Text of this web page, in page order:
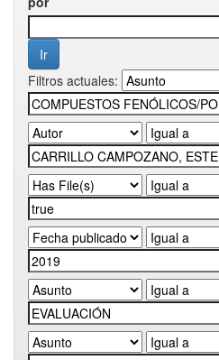
Filtros actuales: